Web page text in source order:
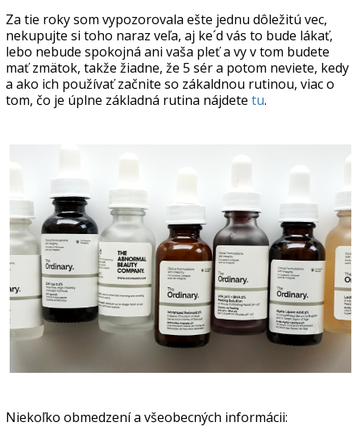
Za tie roky som vypozorovala ešte jednu dôležitú vec,
nekupujte si toho naraz veľa, aj ke´d vás to bude lákať,
lebo nebude spokojná ani vaša pleť a vy v tom budete
mať zmätok, takže žiadne, že 5 sér a potom neviete, kedy
a ako ich používať začnite so zákaldnou rutinou, viac o
tom, čo je úplne základná rutina nájdete tu.
Niekoľko obmedzení a všeobecných informácii: